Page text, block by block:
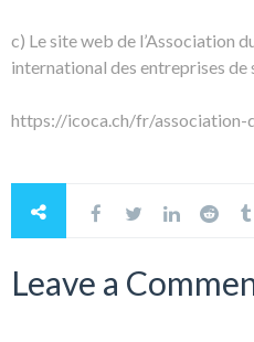
c) Le site web de l’Association
international des entreprises de
https://icoca.ch/fr/association-
Leave a